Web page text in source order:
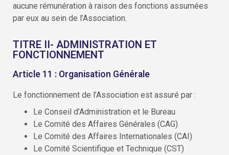
aucune rémunération à raison des fonctions assumées
par eux au sein de l’Association.
TITRE II- ADMINISTRATION ET
FONCTIONNEMENT
Article 11 : Organisation Générale
Le fonctionnement de l’Association est assuré par :
Le Conseil d’Administration et le Bureau
Le Comité des Affaires Générales (CAG)
Le Comité des Affaires Internationales (CAI)
Le Comité Scientifique et Technique (CST)